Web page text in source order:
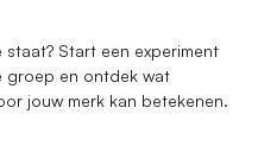
Start een experiment
groep en ontdek wat
jouw merk kan betekenen.